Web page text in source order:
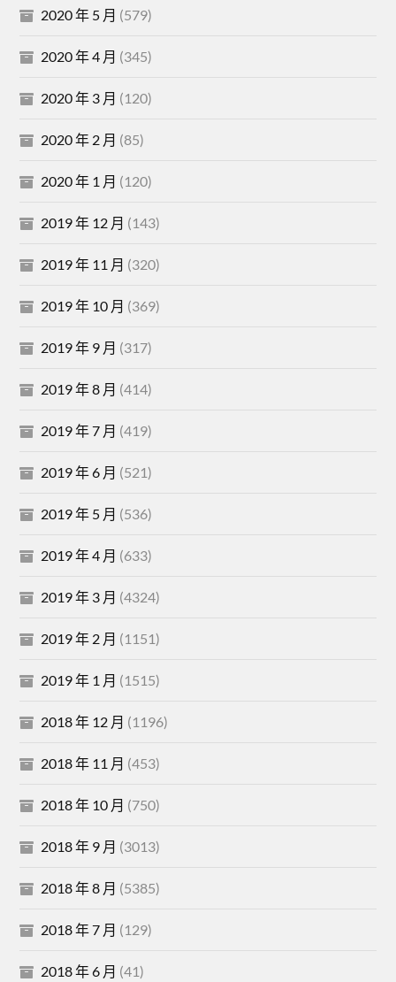
2020 年 5 月 (579)
2020 年 4 月 (345)
2020 年 3 月 (120)
2020 年 2 月 (85)
2020 年 1 月 (120)
2019 年 12 月 (143)
2019 年 11 月 (320)
2019 年 10 月 (369)
2019 年 9 月 (317)
2019 年 8 月 (414)
2019 年 7 月 (419)
2019 年 6 月 (521)
2019 年 5 月 (536)
2019 年 4 月 (633)
2019 年 3 月 (4324)
2019 年 2 月 (1151)
2019 年 1 月 (1515)
2018 年 12 月 (1196)
2018 年 11 月 (453)
2018 年 10 月 (750)
2018 年 9 月 (3013)
2018 年 8 月 (5385)
2018 年 7 月 (129)
2018 年 6 月 (41)